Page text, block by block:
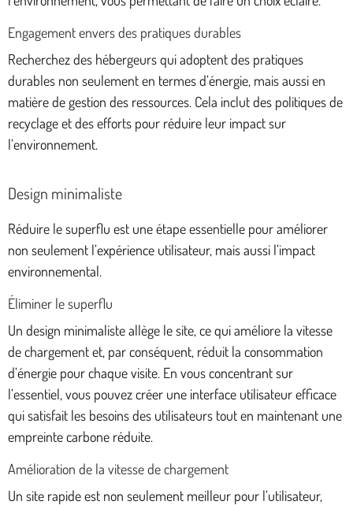
Engagement envers des pratiques durables
Recherchez des hébergeurs qui adoptent des pratiques
durables non seulement en termes d’énergie, mais aussi en
matière de gestion des ressources. Cela inclut des politiques de
recyclage et des efforts pour réduire leur impact sur
l’environnement.
Design minimaliste
Réduire le superflu est une étape essentielle pour améliorer
non seulement l’expérience utilisateur, mais aussi l’impact
environnemental.
Éliminer le superflu
Un design minimaliste allège le site, ce qui améliore la vitesse
de chargement et, par conséquent, réduit la consommation
d’énergie pour chaque visite. En vous concentrant sur
l’essentiel, vous pouvez créer une interface utilisateur efficace
qui satisfait les besoins des utilisateurs tout en maintenant une
empreinte carbone réduite.
Amélioration de la vitesse de chargement
Un site rapide est non seulement meilleur pour l’utilisateur,